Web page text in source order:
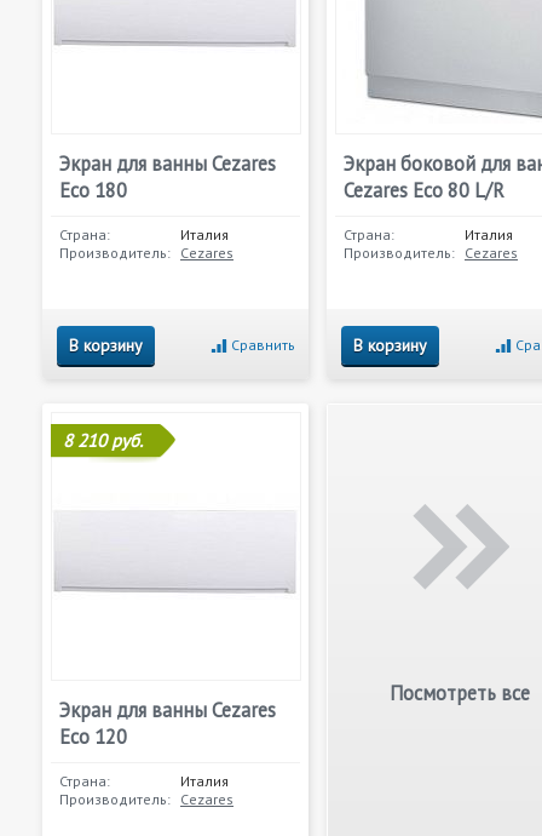
Экран для ванны Cezares
Eco 180
Страна:
Италия
Производитель: Cezares
В корзину Сравнить
Экран боковой для
Cezares Eco 80 L/R
Страна:
Италия
Производитель: Cezares
В корзину
8 210 руб.
Экран для ванны Cezares
Eco 120
Страна:
Италия
Производитель: Cezares
Посмотреть все